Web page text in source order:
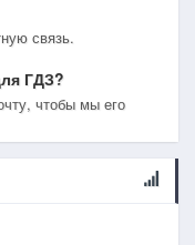
связь.
ГДЗ?
чтобы мы его